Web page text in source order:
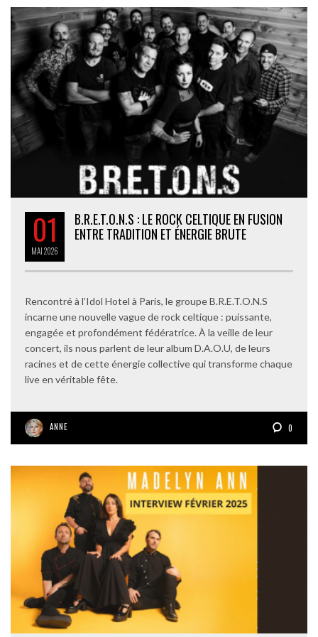
01
MAI2026
B.R.E.T.O.N.S : LE ROCK CELTIQUE EN FUSION
ENTRE TRADITION ET ÉNERGIE BRUTE
Rencontré à l’Idol Hotel à Paris, le groupe B.R.E.T.O.N.S
incarne une nouvelle vague de rock celtique : puissante,
engagée et profondément fédératrice. À la veille de leur
concert, ils nous parlent de leur album D.A.O.U, de leurs
racines et de cette énergie collective qui transforme chaque
live en véritable fête.
ANNE 0